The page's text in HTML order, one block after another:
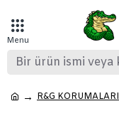
R&G KORUMALARI